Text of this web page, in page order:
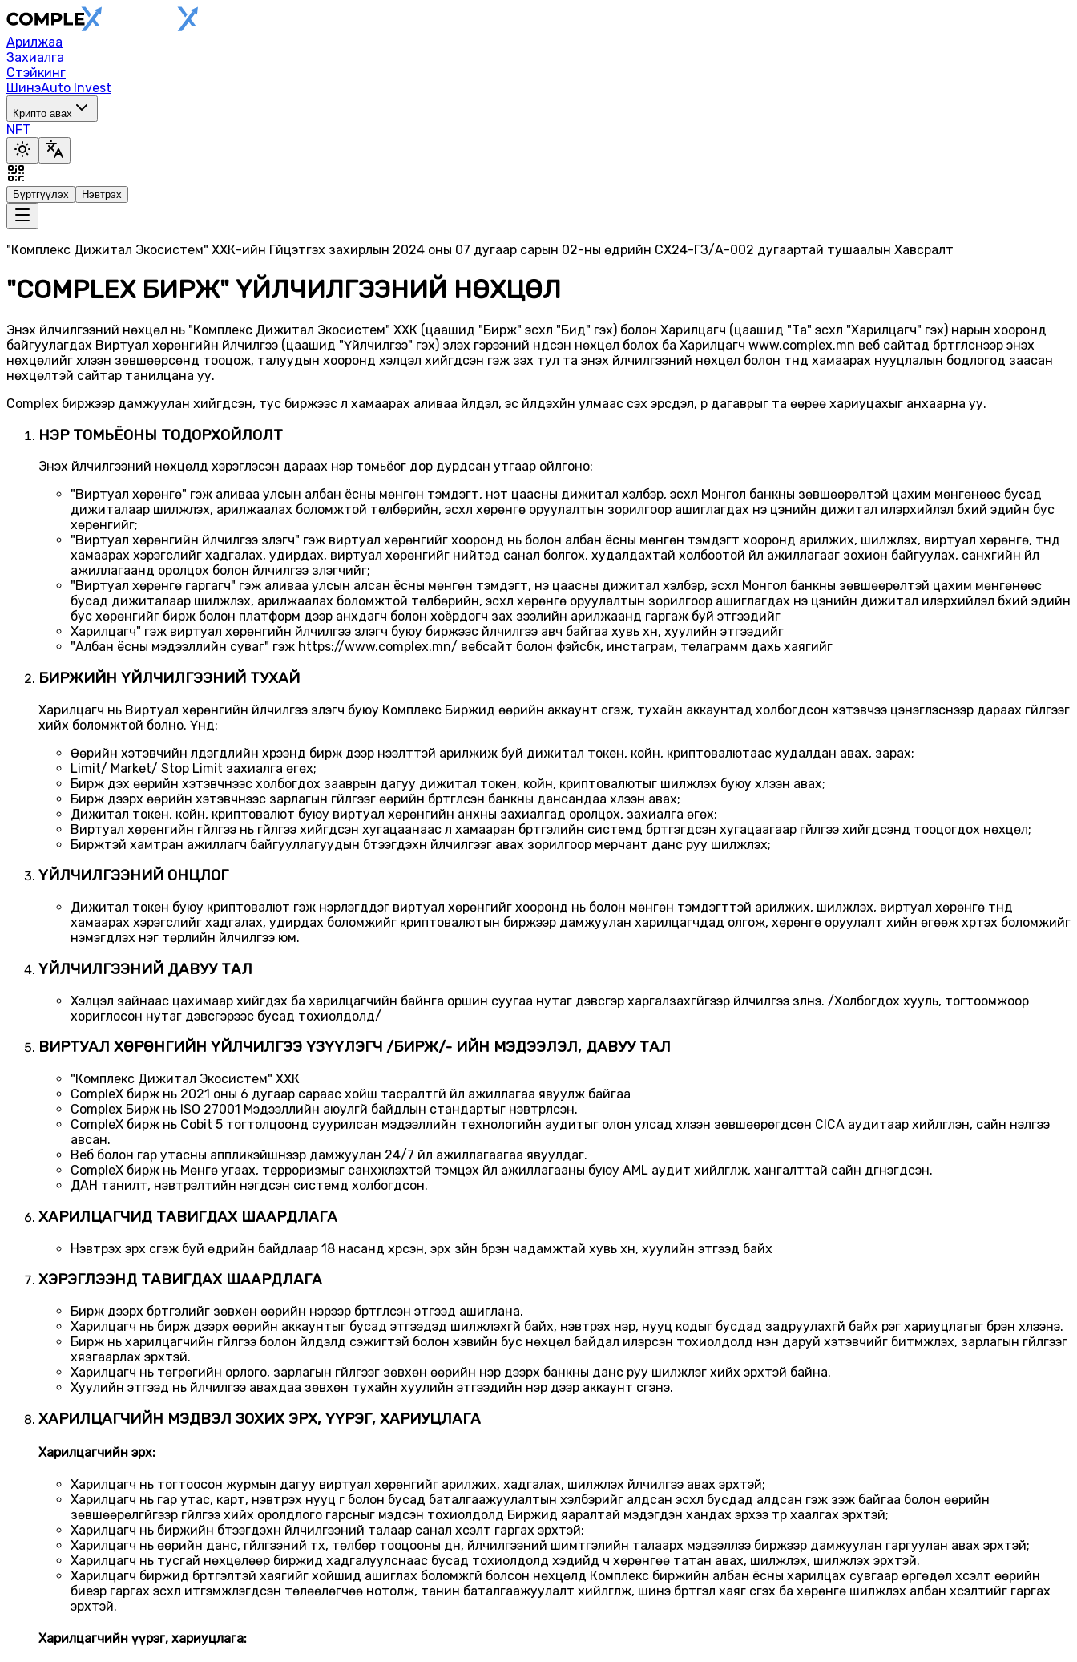
Арилжаа
Захиалга
Стэйкинг
ШинэAuto Invest
Крипто авах
NFT
Бүртгүүлэх Нэвтрэх
"Комплекс Дижитал Экосистем" ХХК-ийн Гүйцэтгэх захирлын 2024 оны 07 дугаар сарын 02-ны өдрийн CX24-ГЗ/А-002 дугаартай тушаалын Хавсралт
"COMPLEX БИРЖ" ҮЙЛЧИЛГЭЭНИЙ НӨХЦӨЛ
Энэхүү үйлчилгээний нөхцөл нь "Комплекс Дижитал Экосистем" ХХК (цаашид "Бирж" эсхүл "Бид" гэх) болон Харилцагч (цаашид "Та" эсхүл "Харилцагч" гэх) нарын хооронд
байгуулагдах Виртуал хөрөнгийн үйлчилгээ (цаашид "Үйлчилгээ" гэх) үзүүлэх гэрээний үндсэн нөхцөл болох ба Харилцагч www.complex.mn веб сайтад бүртгүүлснээр энэхүү
нөхцөлийг хүлээн зөвшөөрсөнд тооцож, талуудын хооронд хэлцэл хийгдсэн гэж үзэх тул та энэхүү үйлчилгээний нөхцөл болон түүнд хамаарах нууцлалын бодлогод заасан
нөхцөлтэй сайтар танилцана уу.
Complex биржээр дамжуулан хийгдсэн, тус биржээс үл хамаарах аливаа үйлдэл, эс үйлдэхүйн улмаас үүсэх эрсдэл, үр дагаврыг та өөрөө хариуцахыг анхаарна уу.
НЭР ТОМЬЁОНЫ ТОДОРХОЙЛОЛТ
Энэхүү үйлчилгээний нөхцөлд хэрэглэсэн дараах нэр томьёог дор дурдсан утгаар ойлгоно:
"Виртуал хөрөнгө" гэж аливаа улсын албан ёсны мөнгөн тэмдэгт, үнэт цаасны дижитал хэлбэр, эсхүл Монгол банкны зөвшөөрөлтэй цахим мөнгөнөөс бусад
дижиталаар шилжүүлэх, арилжаалах боломжтой төлбөрийн, эсхүл хөрөнгө оруулалтын зорилгоор ашиглагдах үнэ цэнийн дижитал илэрхийлэл бүхий эдийн бус
хөрөнгийг;
"Виртуал хөрөнгийн үйлчилгээ үзүүлэгч" гэж виртуал хөрөнгийг хооронд нь болон албан ёсны мөнгөн тэмдэгт хооронд арилжих, шилжүүлэх, виртуал хөрөнгө, түүнд
хамаарах хэрэгслийг хадгалах, удирдах, виртуал хөрөнгийг нийтэд санал болгох, худалдахтай холбоотой үйл ажиллагааг зохион байгуулах, санхүүгийн үйл
ажиллагаанд оролцох болон үйлчилгээ үзүүлэгчийг;
"Виртуал хөрөнгө гаргагч" гэж аливаа улсын алсан ёсны мөнгөн тэмдэгт, үнэ цаасны дижитал хэлбэр, эсхүл Монгол банкны зөвшөөрөлтэй цахим мөнгөнөөс
бусад дижиталаар шилжүүлэх, арилжаалах боломжтой төлбөрийн, эсхүл хөрөнгө оруулалтын зорилгоор ашиглагдах үнэ цэнийн дижитал илэрхийлэл бүхий эдийн
бус хөрөнгийг бирж болон платформ дээр анхдагч болон хоёрдогч зах зээлийн арилжаанд гаргаж буй этгээдийг
Харилцагч" гэж виртуал хөрөнгийн үйлчилгээ үзүүлэгч буюу биржээс үйлчилгээ авч байгаа хувь хүн, хуулийн этгээдийг
"Албан ёсны мэдээллийн суваг" гэж https://www.complex.mn/ вебсайт болон фэйсбүүк, инстаграм, телаграмм дахь хаягийг
БИРЖИЙН ҮЙЛЧИЛГЭЭНИЙ ТУХАЙ
Харилцагч нь Виртуал хөрөнгийн үйлчилгээ үзүүлэгч буюу Комплекс Биржид өөрийн аккаунт үүсгэж, тухайн аккаунтад холбогдсон хэтэвчээ цэнэглэснээр дараах гүйлгээг
хийх боломжтой болно. Үүнд:
Өөрийн хэтэвчийн үлдэгдлийн хүрээнд бирж дээр нээлттэй арилжиж буй дижитал токен, койн, криптовалютаас худалдан авах, зарах;
Limit/ Market/ Stop Limit захиалга өгөх;
Бирж дэх өөрийн хэтэвчнээс холбогдох зааврын дагуу дижитал токен, койн, криптовалютыг шилжүүлэх буюу хүлээн авах;
Бирж дээрх өөрийн хэтэвчнээс зарлагын гүйлгээг өөрийн бүртгүүлсэн банкны дансандаа хүлээн авах;
Дижитал токен, койн, криптовалют буюу виртуал хөрөнгийн анхны захиалгад оролцох, захиалга өгөх;
Виртуал хөрөнгийн гүйлгээ нь гүйлгээ хийгдсэн хугацаанаас үл хамааран бүртгэлийн системд бүртгэгдсэн хугацаагаар гүйлгээ хийгдсэнд тооцогдох нөхцөл;
Биржтэй хамтран ажиллагч байгууллагуудын бүтээгдэхүүн үйлчилгээг авах зорилгоор мерчант данс руу шилжүүлэх;
ҮЙЛЧИЛГЭЭНИЙ ОНЦЛОГ
Дижитал токен буюу криптовалют гэж нэрлэгддэг виртуал хөрөнгийг хооронд нь болон мөнгөн тэмдэгттэй арилжих, шилжүүлэх, виртуал хөрөнгө түүнд
хамаарах хэрэгслийг хадгалах, удирдах боломжийг криптовалютын биржээр дамжуулан харилцагчдад олгож, хөрөнгө оруулалт хийн өгөөж хүртэх боломжийг
нэмэгдүүлэх нэг төрлийн үйлчилгээ юм.
ҮЙЛЧИЛГЭЭНИЙ ДАВУУ ТАЛ
Хэлцэл зайнаас цахимаар хийгдэх ба харилцагчийн байнга оршин суугаа нутаг дэвсгэр харгалзахгүйгээр үйлчилгээ үзүүлнэ. /Холбогдох хууль, тогтоомжоор
хориглосон нутаг дэвсгэрээс бусад тохиолдолд/
ВИРТУАЛ ХӨРӨНГИЙН ҮЙЛЧИЛГЭЭ ҮЗҮҮЛЭГЧ /БИРЖ/- ИЙН МЭДЭЭЛЭЛ, ДАВУУ ТАЛ
"Комплекс Дижитал Экосистем" ХХК
CompleX бирж нь 2021 оны 6 дугаар сараас хойш тасралтгүй үйл ажиллагаа явуулж байгаа
Complex Бирж нь ISO 27001 Мэдээллийн аюулгүй байдлын стандартыг нэвтрүүлсэн.
CompleX бирж нь Cobit 5 тогтолцоонд суурилсан мэдээллийн технологийн аудитыг олон улсад хүлээн зөвшөөрөгдсөн CICA аудитаар хийлгүүлэн, сайн үнэлгээ
авсан.
Веб болон гар утасны аппликэйшнээр дамжуулан 24/7 үйл ажиллагаагаа явуулдаг.
CompleX бирж нь Мөнгө угаах, терроризмыг санхүүжүүлэхтэй тэмцэх үйл ажиллагааны буюу AML аудит хийлгүүлж, хангалттай сайн дүгнэгдсэн.
ДАН танилт, нэвтрэлтийн нэгдсэн системд холбогдсон.
ХАРИЛЦАГЧИД ТАВИГДАХ ШААРДЛАГА
Нэвтрэх эрх үүсгэж буй өдрийн байдлаар 18 насанд хүрсэн, эрх зүйн бүрэн чадамжтай хувь хүн, хуулийн этгээд байх
ХЭРЭГЛЭЭНД ТАВИГДАХ ШААРДЛАГА
Бирж дээрх бүртгэлийг зөвхөн өөрийн нэрээр бүртгүүлсэн этгээд ашиглана.
Харилцагч нь бирж дээрх өөрийн аккаунтыг бусад этгээдэд шилжүүлэхгүй байх, нэвтрэх нэр, нууц кодыг бусдад задруулахгүй байх үүрэг хариуцлагыг бүрэн хүлээнэ.
Бирж нь харилцагчийн гүйлгээ болон үйлдэлд сэжигтэй болон хэвийн бус нөхцөл байдал илэрсэн тохиолдолд нэн даруй хэтэвчийг битүүмжлэх, зарлагын гүйлгээг
хязгаарлах эрхтэй.
Харилцагч нь төгрөгийн орлого, зарлагын гүйлгээг зөвхөн өөрийн нэр дээрх банкны данс руу шилжүүлэг хийх эрхтэй байна.
Хуулийн этгээд нь үйлчилгээ авахдаа зөвхөн тухайн хуулийн этгээдийн нэр дээр аккаунт үүсгэнэ.
ХАРИЛЦАГЧИЙН МЭДВЭЛ ЗОХИХ ЭРХ, ҮҮРЭГ, ХАРИУЦЛАГА
Харилцагчийн эрх:
Харилцагч нь тогтоосон журмын дагуу виртуал хөрөнгийг арилжих, хадгалах, шилжүүлэх үйлчилгээ авах эрхтэй;
Харилцагч нь гар утас, карт, нэвтрэх нууц үг болон бусад баталгаажуулалтын хэлбэрийг алдсан эсхүл бусдад алдсан гэж үзэж байгаа болон өөрийн
зөвшөөрөлгүйгээр гүйлгээ хийх оролдлого гарсныг мэдсэн тохиолдолд Биржид яаралтай мэдэгдэн хандах эрхээ түр хаалгах эрхтэй;
Харилцагч нь биржийн бүтээгдэхүүн үйлчилгээний талаар санал хүсэлт гаргах эрхтэй;
Харилцагч нь өөрийн данс, гүйлгээний түүх, төлбөр тооцооны дүн, үйлчилгээний шимтгэлийн талаарх мэдээллээ биржээр дамжуулан гаргуулан авах эрхтэй;
Харилцагч нь тусгай нөхцөлөөр биржид хадгалуулснаас бусад тохиолдолд хэдийд ч хөрөнгөө татан авах, шилжүүлэх, шилжүүлэх эрхтэй.
Харилцагч биржид бүртгэлтэй хаягийг хойшид ашиглах боломжгүй болсон нөхцөлд Комплекс биржийн албан ёсны харилцах сувгаар өргөдөл хүсэлт өөрийн
биеэр гаргах эсхүл итгэмжлэгдсэн төлөөлөгчөө нотолж, танин баталгаажуулалт хийлгүүлж, шинэ бүртгэл хаяг үүсгэх ба хөрөнгө шилжүүлэх албан хүсэлтийг гаргах
эрхтэй.
Харилцагчийн үүрэг, хариуцлага: